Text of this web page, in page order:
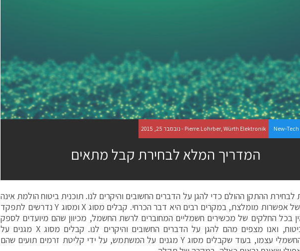
New- Pierre.Lohrber, Würth Elektronik - נובמבר 25, 2015
המדריך המלא לבחירת קבל מתאים
לבחירת ההתקן ההולם כדי להגן על הדברים החשובים והיקרים לנו. תוכנית ביטוח הולמת אינה
רק בגדר של אפשרות מומלצת, במקרים רבים היא דבר הכרחי. קבלים מסוג X ומסוג Y נדרשים לתפקד
בכל החלקים של מכשירים חשמליים המחוברים לרשת החשמל, מכיוון שהם מיועדים לספק
סוג של ביטוח, ואנו מצפים מהם להגן על הדברים החשובים והיקרים לנו. קבלים מסוג X מגנים על
המכשיר החשמלי עצמו, בעוד שקבלים מסוג Y מגנים על המשתמש, על ידי קליטת זרמים תועים שהם